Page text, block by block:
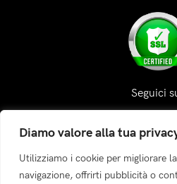
Diamo valore alla tua
Utilizziamo i cookie per migliorare
navigazione, offrirti pubblicità o
Seguici